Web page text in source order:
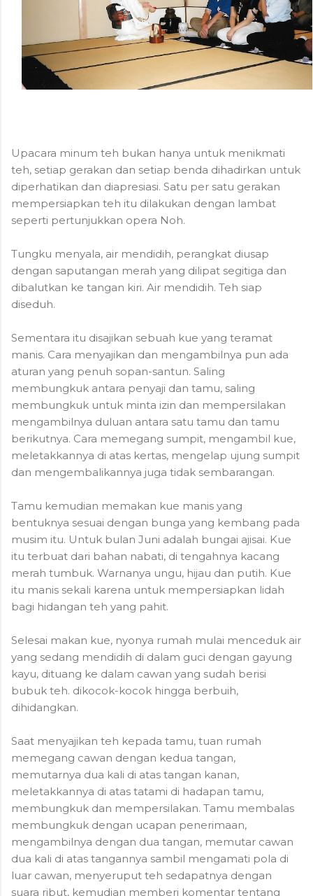
Upacara minum teh bukan hanya untuk menikmati
teh, setiap gerakan dan setiap benda dihadirkan untuk
diperhatikan dan diapresiasi. Satu per satu gerakan
mempersiapkan teh itu dilakukan dengan lambat
seperti pertunjukkan opera Noh.
Tungku menyala, air mendidih, perangkat diusap
dengan saputangan merah yang dilipat segitiga dan
dibalutkan ke tangan kiri. Air mendidih. Teh siap
diseduh.
Sementara itu disajikan sebuah kue yang teramat
manis. Cara menyajikan dan mengambilnya pun ada
aturan yang penuh sopan-santun. Saling
membungkuk antara penyaji dan tamu, saling
membungkuk untuk minta izin dan mempersilakan
mengambilnya duluan antara satu tamu dan tamu
berikutnya. Cara memegang sumpit, mengambil kue,
meletakkannya di atas kertas, mengelap ujung sumpit
dan mengembalikannya juga tidak sembarangan.
Tamu kemudian memakan kue manis yang
bentuknya sesuai dengan bunga yang kembang pada
musim itu. Untuk bulan Juni adalah bungai ajisai. Kue
itu terbuat dari bahan nabati, di tengahnya kacang
merah tumbuk. Warnanya ungu, hijau dan putih. Kue
itu manis sekali karena untuk mempersiapkan lidah
bagi hidangan teh yang pahit.
Selesai makan kue, nyonya rumah mulai menceduk air
yang sedang mendidih di dalam guci dengan gayung
kayu, dituang ke dalam cawan yang sudah berisi
bubuk teh. dikocok-kocok hingga berbuih,
dihidangkan.
Saat menyajikan teh kepada tamu, tuan rumah
memegang cawan dengan kedua tangan,
memutarnya dua kali di atas tangan kanan,
meletakkannya di atas tatami di hadapan tamu,
membungkuk dan mempersilakan. Tamu membalas
membungkuk dengan ucapan penerimaan,
mengambilnya dengan dua tangan, memutar cawan
dua kali di atas tangannya sambil mengamati pola di
luar cawan, menyeruput teh sedapatnya dengan
suara ribut, kemudian memberi komentar tentang